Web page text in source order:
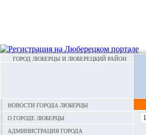
ГОРОД ЛЮБЕРЦЫ И ЛЮБЕРЕЦКИЙ РАЙОН
Новости города Люберцы
О городе Люберцы
Администрация города